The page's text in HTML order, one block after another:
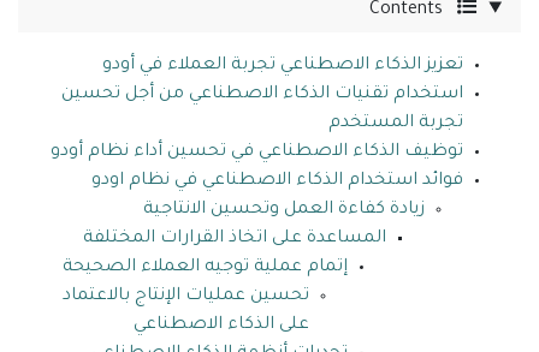
Contents
تعزيز الذكاء الاصطناعي تجربة العملاء في أودو
استخدام تقنيات الذكاء الاصطناعي من أجل تحسين
تجربة المستخدم
توظيف الذكاء الاصطناعي في تحسين أداء نظام أودو
فوائد استخدام الذكاء الاصطناعي في نظام اودو
زيادة كفاءة العمل وتحسين الانتاجية
المساعدة على اتخاذ القرارات المختلفة
إتمام عملية توجيه العملاء الصحيحة
تحسين عمليات الإنتاج بالاعتماد
على الذكاء الاصطناعي